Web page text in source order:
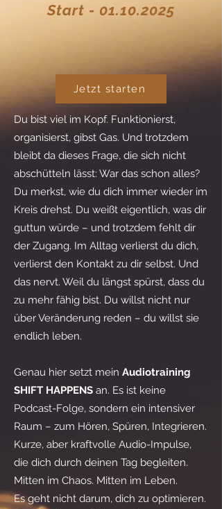
Start - 01.10.2025
Jetzt starten
Du bist viel im Kopf. Funktionierst,
organisierst, gibst Gas. Und trotzdem
bleibt da dieses Frage, die sich nicht
abschütteln lässt: War das schon alles?
Du merkst, wie du dich immer wieder im
Kreis drehst. Du weißt eigentlich, was dir
guttun würde – und trotzdem fehlt dir
der Zugang. Im Alltag verlierst du dich,
verlierst den Kontakt zu dir selbst. Und
das nervt. Weil du längst spürst, dass du
zu mehr fähig bist. Du willst nicht nur
über Veränderung reden – du willst sie
endlich leben.
Genau hier setzt mein Audiotraining
SHIFT HAPPENS an. Es ist keine
Podcast-Folge, sondern ein intensiver
Raum – zum Hören, Spüren, Integrieren.
Kurze, aber kraftvolle Audio-Impulse,
die dich durch deinen Tag begleiten.
Mitten im Chaos. Mitten im Leben.
Es geht nicht darum, dich zu optimieren.